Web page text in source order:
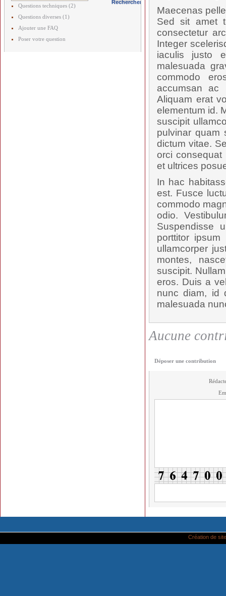
Questions techniques (2)
Questions diverses (1)
Ajouter une FAQ
Poser votre question
Maecenas
Sed sit amet
consectetur
Integer
iaculis justo
malesuada
commodo
accumsan ac
Aliquam erat
elementum id.
suscipit
pulvinar quam
dictum vitae.
orci consequat
et ultrices
In hac
est. Fusce
commodo
odio.
Suspendisse
porttitor
ullamcorper
montes,
suscipit.
eros. Duis a
nunc diam, id
malesuada
Aucune
Déposer une contribution
Création de